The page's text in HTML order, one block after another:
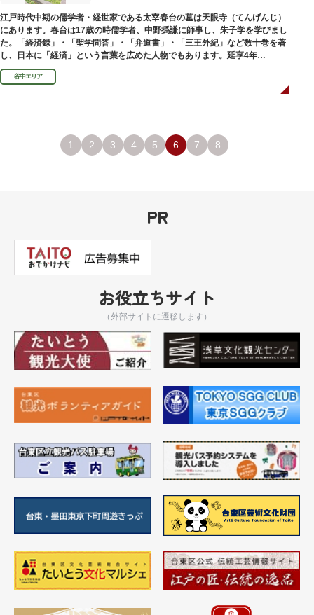
江戸時代中期の儒学者・経世家である太宰春台の墓は天眼寺（てんげんじ）
にあります。春台は17歳の時儒学者、中野撝謙に師事し、朱子学を学びまし
た。「経済録」・「聖学問答」・「弁道書」・「三王外紀」など数十巻を著
し、日本に「経済」という言葉を広めた人物でもあります。延享4年
（1747）に没しました。
谷中エリア
1 2 3 4 5 6 7 8
PR
お役立ちサイト
（外部サイトに遷移します）